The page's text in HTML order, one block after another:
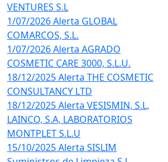
VENTURES S.L
1/07/2026 Alerta GLOBAL
COMARCOS, S.L.
1/07/2026 Alerta AGRADO
COSMETIC CARE 3000, S.L.U.
18/12/2025 Alerta THE COSMETIC
CONSULTANCY LTD
18/12/2025 Alerta VESISMIN, S.L,
LAINCO, S.A, LABORATORIOS
MONTPLET S.L.U
15/10/2025 Alerta SISLIM